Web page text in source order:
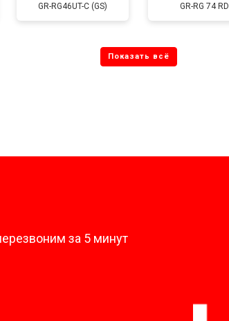
от 80 мин
GR-RG46UT-C (GS) GR-RG 74 RD
за 5 минут